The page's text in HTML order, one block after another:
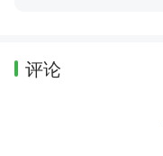
评论